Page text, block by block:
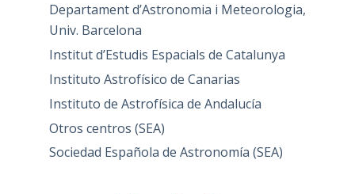
Departament d’Astronomia i Meteorologia,
Univ. Barcelona
Institut d’Estudis Espacials de Catalunya
Instituto Astrofísico de Canarias
Instituto de Astrofísica de Andalucía
Otros centros (SEA)
Sociedad Española de Astronomía (SEA)